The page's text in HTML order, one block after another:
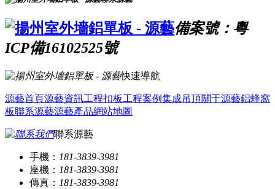
備案號：粵
ICP備16102525號
快速導航
源藝首頁源藝資訊工程扣板工程案例集成吊頂關于源藝鋁蜂窩
板聯系源藝源藝產品網站地圖
聯系源藝
手機： 181-3839-3981
座機： 181-3839-3981
傳真： 181-3839-3981